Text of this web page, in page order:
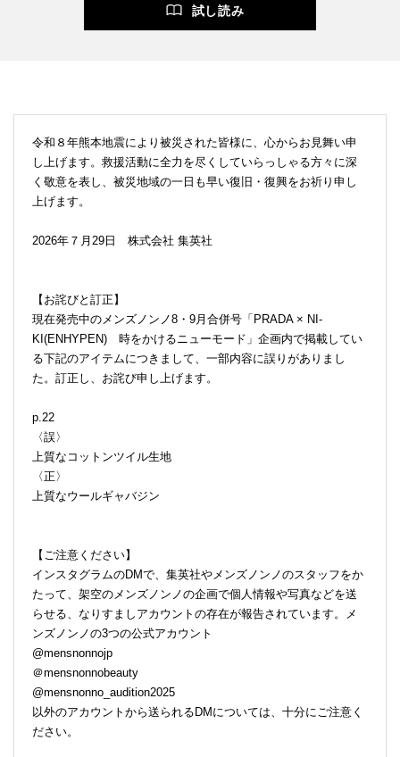
試し読み
令和８年熊本地震により被災された皆様に、心からお見舞い申
し上げます。救援活動に全力を尽くしていらっしゃる方々に深
く敬意を表し、被災地域の一日も早い復旧・復興をお祈り申し
上げます。
2026年７月29日 株式会社 集英社
【お詫びと訂正】
現在発売中のメンズノンノ8・9月合併号「PRADA × NI-
KI(ENHYPEN) 時をかけるニューモード」企画内で掲載してい
る下記のアイテムにつきまして、一部内容に誤りがありまし
た。訂正し、お詫び申し上げます。
p.22
〈誤〉
上質なコットンツイル生地
〈正〉
上質なウールギャバジン
【ご注意ください】
インスタグラムのDMで、集英社やメンズノンノのスタッフをか
たって、架空のメンズノンノの企画で個人情報や写真などを送
らせる、なりすましアカウントの存在が報告されています。メ
ンズノンノの3つの公式アカウント
@mensnonnojp
＠mensnonnobeauty
@mensnonno_audition2025
以外のアカウントから送られるDMについては、十分にご注意く
ださい。